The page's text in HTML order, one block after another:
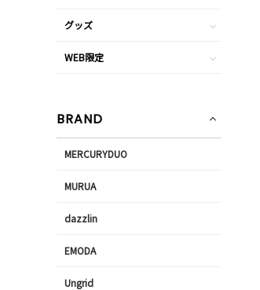
グッズ
WEB限定
BRAND
MERCURYDUO
MURUA
dazzlin
EMODA
Ungrid